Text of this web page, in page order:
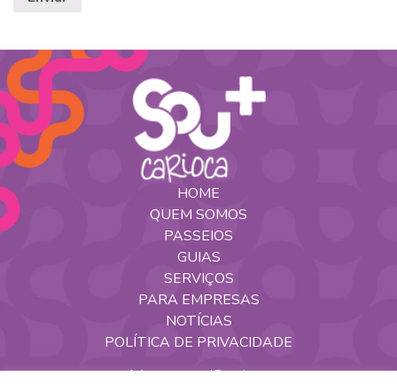
HOME
QUEM SOMOS
PASSEIOS
GUIAS
SERVIÇOS
PARA EMPRESAS
NOTÍCIAS
POLÍTICA DE PRIVACIDADE